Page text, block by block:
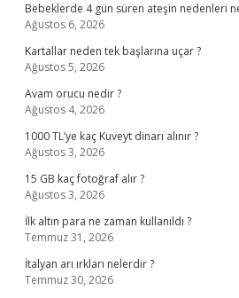
Bebeklerde 4 gün süren ateşin nedenleri
Ağustos 6, 2026
Kartallar neden tek başlarına uçar ?
Ağustos 5, 2026
Avam orucu nedir ?
Ağustos 4, 2026
1000 TL’ye kaç Kuveyt dinarı alınır ?
Ağustos 3, 2026
15 GB kaç fotoğraf alır ?
Ağustos 3, 2026
İlk altın para ne zaman kullanıldı ?
Temmuz 31, 2026
İtalyan arı ırkları nelerdir ?
Temmuz 30, 2026